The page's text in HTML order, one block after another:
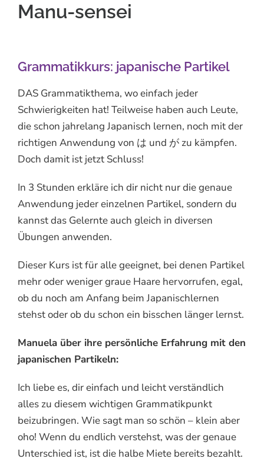
Manu-sensei
Grammatikkurs: japanische Partikel
DAS Grammatikthema, wo einfach jeder
Schwierigkeiten hat! Teilweise haben auch Leute,
die schon jahrelang Japanisch lernen, noch mit der
richtigen Anwendung von は und が zu kämpfen.
Doch damit ist jetzt Schluss!
In 3 Stunden erkläre ich dir nicht nur die genaue
Anwendung jeder einzelnen Partikel, sondern du
kannst das Gelernte auch gleich in diversen
Übungen anwenden.
Dieser Kurs ist für alle geeignet, bei denen Partikel
mehr oder weniger graue Haare hervorrufen, egal,
ob du noch am Anfang beim Japanischlernen
stehst oder ob du schon ein bisschen länger lernst.
Manuela über ihre persönliche Erfahrung mit den
japanischen Partikeln:
Ich liebe es, dir einfach und leicht verständlich
alles zu diesem wichtigen Grammatikpunkt
beizubringen. Wie sagt man so schön – klein aber
oho! Wenn du endlich verstehst, was der genaue
Unterschied ist, ist die halbe Miete bereits bezahlt.